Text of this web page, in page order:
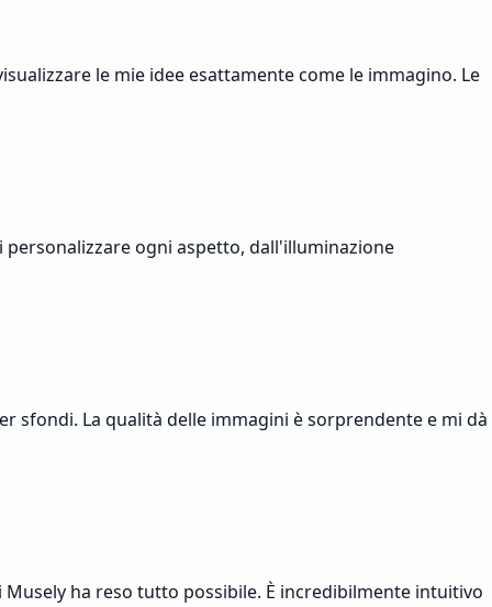
le mie idee esattamente come le immagino. Le
ogni aspetto, dall'illuminazione
sfondi. La qualità delle immagini è sorprendente e mi dà
Musely ha reso tutto possibile. È incredibilmente intuitivo